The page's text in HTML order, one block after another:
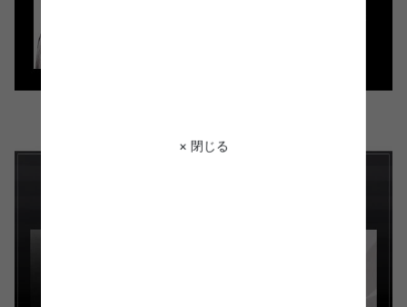
× 閉じる